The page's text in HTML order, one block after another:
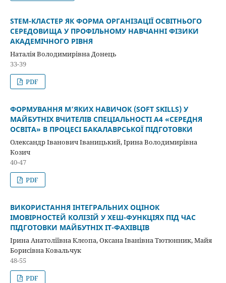
STEM-КЛАСТЕР ЯК ФОРМА ОРГАНІЗАЦІЇ ОСВІТНЬОГО
СЕРЕДОВИЩА У ПРОФІЛЬНОМУ НАВЧАННІ ФІЗИКИ
АКАДЕМІЧНОГО РІВНЯ
Наталія Володимирівна Донець
33-39
PDF
ФОРМУВАННЯ М’ЯКИХ НАВИЧОК (SOFT SKILLS) У
МАЙБУТНІХ ВЧИТЕЛІВ СПЕЦІАЛЬНОСТІ А4 «СЕРЕДНЯ
ОСВІТА» В ПРОЦЕСІ БАКАЛАВРСЬКОЇ ПІДГОТОВКИ
Олександр Іванович Іваницький, Ірина Володимирівна
Козич
40-47
PDF
ВИКОРИСТАННЯ ІНТЕГРАЛЬНИХ ОЦІНОК
ІМОВІРНОСТЕЙ КОЛІЗІЙ У ХЕШ-ФУНКЦІЯХ ПІД ЧАС
ПІДГОТОВКИ МАЙБУТНІХ ІТ-ФАХІВЦІВ
Ірина Анатоліївна Клєопа, Оксана Іванівна Тютюнник, Майя
Борисівна Ковальчук
48-55
PDF